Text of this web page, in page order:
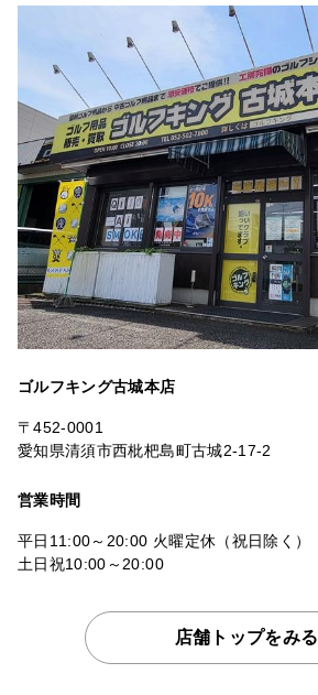
ゴルフキング古城本店
〒452-0001
愛知県清須市西枇杷島町古城2-17-2
営業時間
平日11:00～20:00 火曜定休（祝日除く）
土日祝10:00～20:00
店舗トップをみる